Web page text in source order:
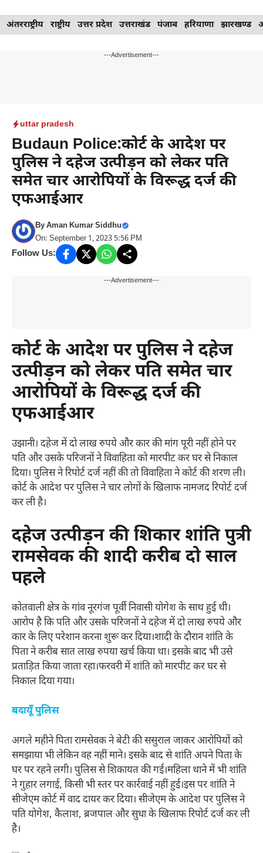
Skip
to
अंतरराष्ट्रीय राष्ट्रीय उत्तर प्रदेश उत्तराखंड पंजाब हरियाणा झारखण्ड
---Advertisement---
uttar pradesh
Budaun Police:कोर्ट के आदेश पर
पुलिस ने दहेज उत्पीड़न को लेकर पति
समेत चार आरोपियों के विरूद्ध दर्ज की
एफआईआर
ByAman Kumar Siddhu
On: September 1, 2023 5:56 PM
Follow Us:
---Advertisement---
कोर्ट के आदेश पर पुलिस ने दहेज
उत्पीड़न को लेकर पति समेत चार
आरोपियों के विरूद्ध दर्ज की
एफआईआर
उझानी। दहेज में दो लाख रुपये और कार की मांग पूरी नहीं होने पर
पति और उसके परिजनों ने विवाहिता को मारपीट कर घर से निकाल
दिया। पुलिस ने रिपोर्ट दर्ज नहीं की तो विवाहिता ने कोर्ट की शरण ली।
कोर्ट के आदेश पर पुलिस ने चार लोगों के खिलाफ नामजद रिपोर्ट दर्ज
कर ली है।
दहेज उत्पीड़न की शिकार शांति पुत्री
रामसेवक की शादी करीब दो साल
पहले
कोतवाली क्षेत्र के गांव नूरगंज पूर्वी निवासी योगेश के साथ हुई थी।
आरोप है कि पति और उसके परिजनों ने दहेज में दो लाख रुपये और
कार के लिए परेशान करना शुरू कर दिया।शादी के दौरान शांति के
पिता ने करीब सात लाख रुपया खर्च किया था। इसके बाद भी उसे
प्रताड़ित किया जाता रहा।फरवरी में शांति को मारपीट कर घर से
निकाल दिया गया।
बदायूँ पुलिस
अगले महीने पिता रामसेवक ने बेटी की ससुराल जाकर आरोपियों को
समझाया भी लेकिन वह नहीं माने। इसके बाद से शांति अपने पिता के
घर पर रहने लगी। पुलिस से शिकायत की गई।महिला थाने में भी शांति
ने गुहार लगाई, किसी भी स्तर पर कार्रवाई नहीं हुई।इस पर शांति ने
सीजेएम कोर्ट में वाद दायर कर दिया। सीजेएम के आदेश पर पुलिस ने
पति योगेश, कैलाश, ब्रजपाल और सुधा के खिलाफ रिपोर्ट दर्ज कर ली
है।